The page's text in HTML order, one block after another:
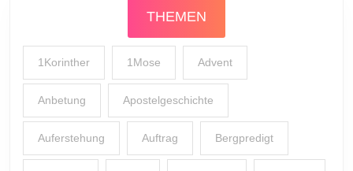
THEMEN
1Korinther 1Mose Advent
Anbetung Apostelgeschichte
Auferstehung Auftrag Bergpredigt